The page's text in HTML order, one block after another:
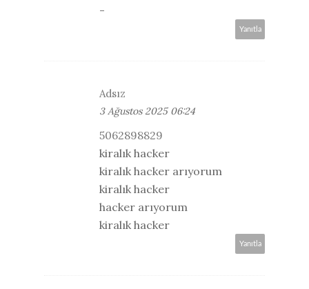
-
Yanıtla
Adsız
3 Ağustos 2025 06:24
5062898829
kiralık hacker
kiralık hacker arıyorum
kiralık hacker
hacker arıyorum
kiralık hacker
Yanıtla